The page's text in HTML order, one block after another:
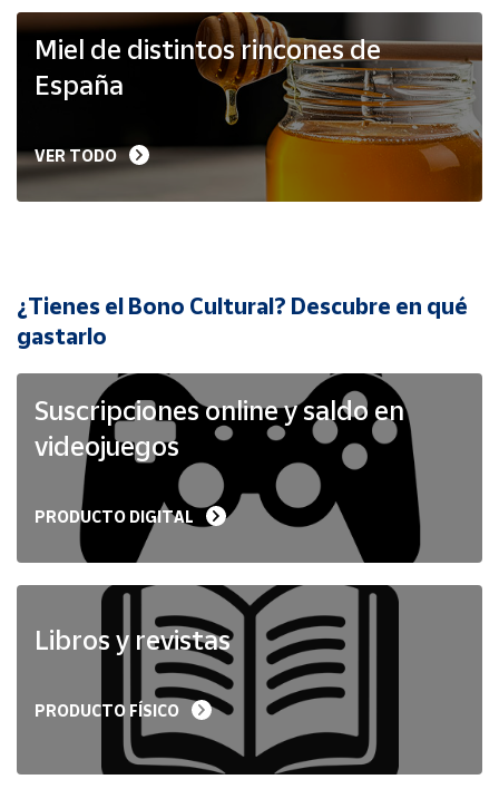
Vendedores
Mapa de
Hazte
vendedor
Cuenta
Ubicación
Península
Baleares
Melilla
Miel de distintos rincones de
España
VER TODO
¿Tienes el Bono Cultural? Descubre en qué
gastarlo
Suscripciones online y saldo en
videojuegos
PRODUCTO DIGITAL
Libros y revistas
PRODUCTO FÍSICO